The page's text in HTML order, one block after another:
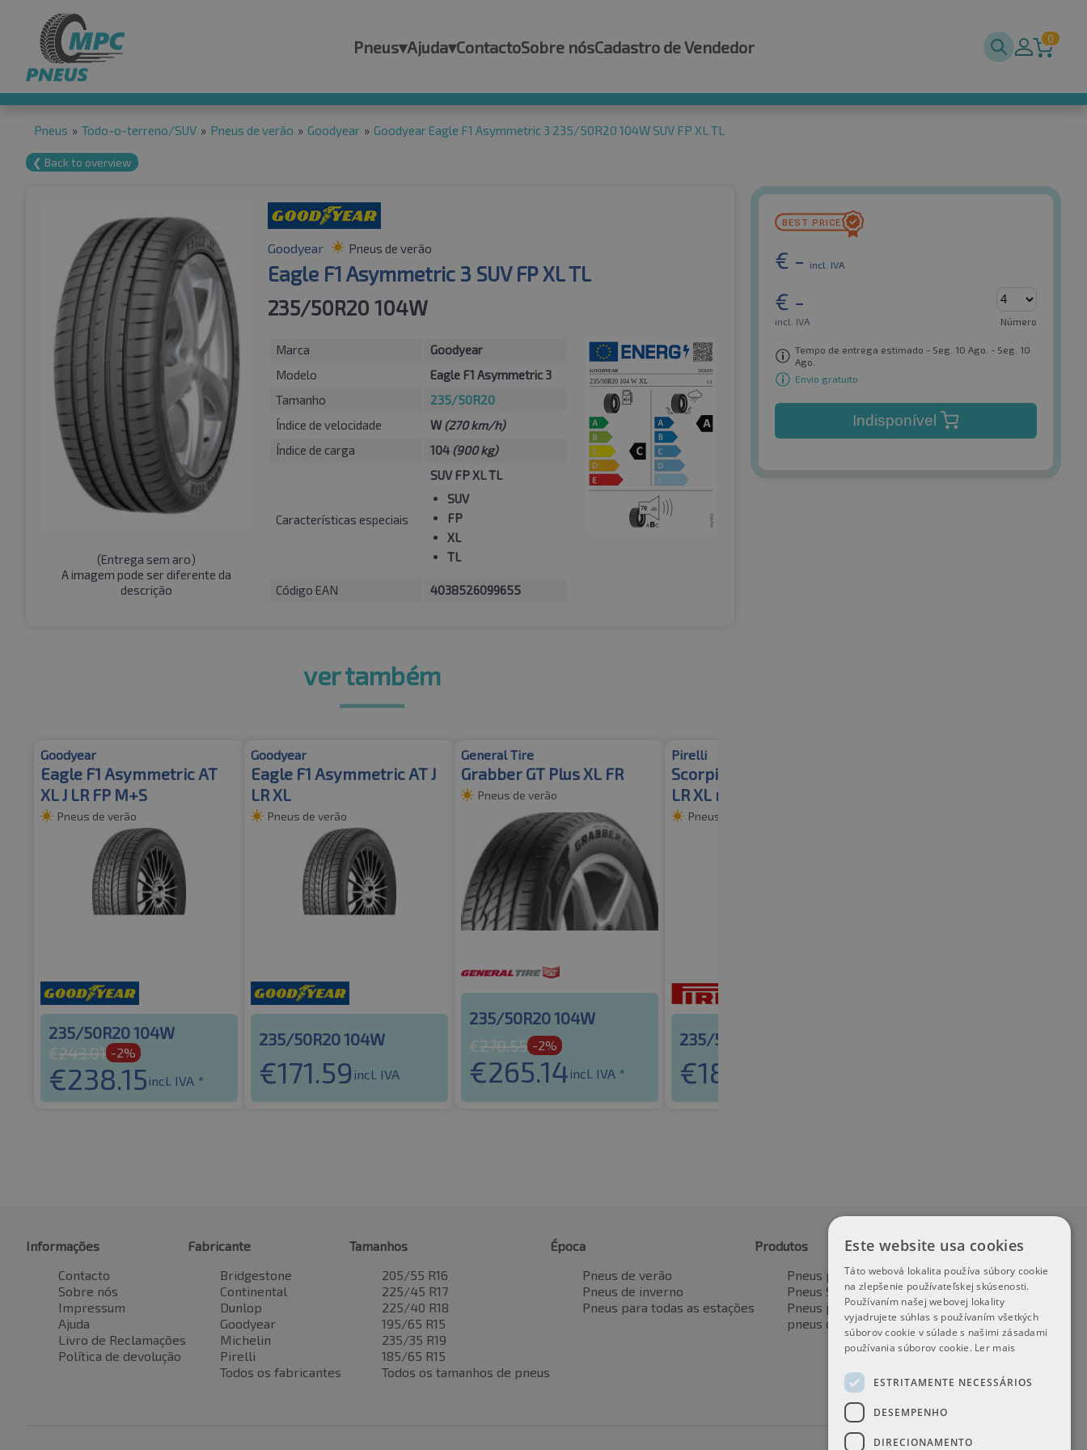
Pneus▾Ajuda▾ContactoSobre nósCadastro de Vendedor 0
Pneus » Todo-o-terreno/SUV » Pneus de verão » Goodyear » Goodyear Eagle F1 Asymmetric 3 235/50R20 104W SUV FP XL TL
❮ Back to overview
(Entrega sem aro)
A imagem pode ser diferente da
descrição
Goodyear Pneus de verão
Eagle F1 Asymmetric 3 SUV FP XL TL
235/50R20 104W
Marca
Goodyear
Modelo
Eagle F1 Asymmetric 3
Tamanho
235/50R20
Índice de velocidade
W (270 km/h)
Índice de carga
104 (900 kg)
Características especiais
SUV FP XL TL
SUV
FP
XL
TL
Código EAN 4038526099655
€ - incl. IVA
€ -
incl. IVA Número
Tempo de entrega estimado - Seg. 10 Ago. - Seg. 10
Ago.
Envio gratuito
Indisponível
ver também
Goodyear
Eagle F1 Asymmetric AT
XL J LR FP M+S
Pneus de verão
235/50R20 104W
€243.01 -2%
€238.15 incl. IVA *
Goodyear
Eagle F1 Asymmetric AT J
LR XL
Pneus de verão
235/50R20 104W
€171.59 incl. IVA
General Tire
Grabber GT Plus XL FR
Pneus de verão
235/50R20 104W
€270.55 -2%
€265.14 incl. IVA *
Pirelli
Scorpion Zero All Season J
LR XL no3PMSF
Pneus de verão
235/50R20 104W
€189.72
Informações
Contacto
Sobre nós
Impressum
Ajuda
Livro de Reclamações
Política de devolução
Fabricante
Bridgestone
Continental
Dunlop
Goodyear
Michelin
Pirelli
Todos os fabricantes
Tamanhos
205/55 R16
225/45 R17
225/40 R18
195/65 R15
235/35 R19
185/65 R15
Todos os tamanhos de pneus
Época
Pneus de verão
Pneus de inverno
Pneus para todas as estações
Produtos
Pneus para automóveis
Pneus SUV / 4x4
Pneus para veículos de transporte
pneus de motocicleta
Este website usa cookies
Táto webová lokalita používa súbory cookie
na zlepšenie používateľskej skúsenosti.
Používaním našej webovej lokality
vyjadrujete súhlas s používaním všetkých
súborov cookie v súlade s našimi zásadami
používania súborov cookie. Ler mais
ESTRITAMENTE NECESSÁRIOS
DESEMPENHO
DIRECIONAMENTO